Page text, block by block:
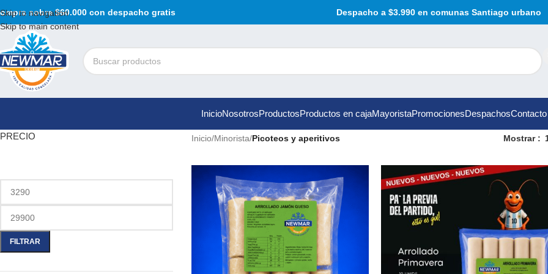
Skip to navigation
Skip to main content
sobre $60.000 con despacho gratis Despacho a $3.990 en comunas Santiago urbano
InicioNosotrosProductosProductos en cajaMayoristaPromocionesDespachosContacto
PRECIO
FILTRAR
Inicio/Minorista/Picoteos y aperitivos Mostrar